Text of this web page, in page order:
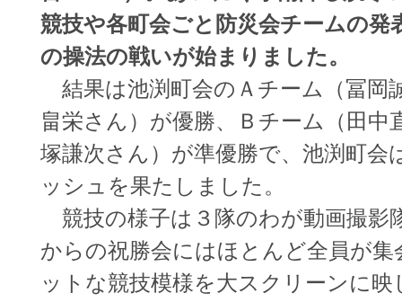
競技や各町会ごと防災会チームの発
の操法の戦いが始まりました。
結果は池渕町会のＡチーム（冨岡
畠栄さん）が優勝、Ｂチーム（田中
塚謙次さん）が準優勝で、池渕町会
ッシュを果たしました。
競技の様子は３隊のわが動画撮影
からの祝勝会にはほとんど全員が
ットな競技模様を大スクリーンに